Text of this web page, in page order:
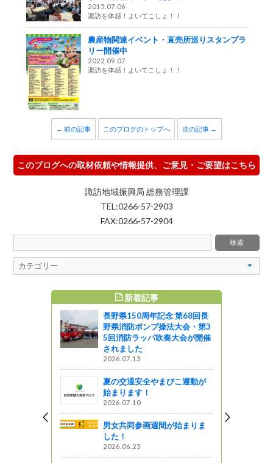
2015.07.06
諏訪を体感！よいてこしょ！！
農産物関連イベント・直売所巡りスタンプラ
リー開催中
2022.09.07
諏訪を体感！よいてこしょ！！
← 前の記事 このブログのトップへ 次の記事 →
このブログへの取材依頼や情報提供、ご意見・ご要望はこちら
諏訪地域振興局 総務管理課
TEL:0266-57-2903
FAX:0266-57-2904
新着記事
長野県150周年記念 第68回長
野県消防ポンプ操法大会・第3
5回消防ラッパ吹奏大会が開催
されました
2026.07.13
夏の交通安全やまびこ運動が
始まります！
2026.07.10
男女共同参画週間が始まりま
した！
2026.06.23